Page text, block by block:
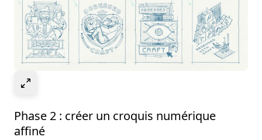
Phase 2 : créer un croquis numérique
affiné